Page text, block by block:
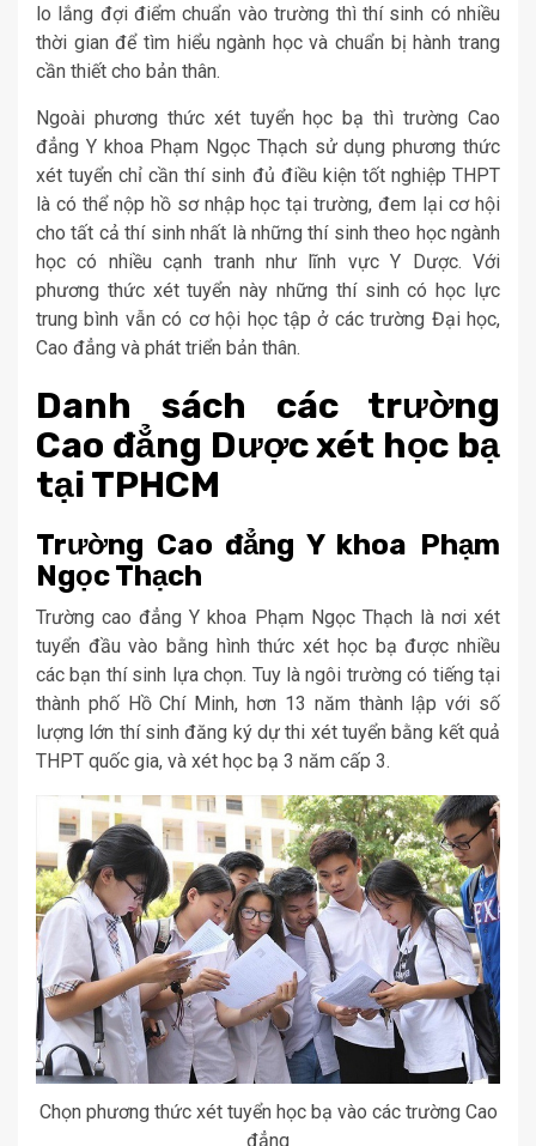
lo lắng đợi điểm chuẩn vào trường thì thí sinh có nhiều
thời gian để tìm hiểu ngành học và chuẩn bị hành trang
cần thiết cho bản thân.
Ngoài phương thức xét tuyển học bạ thì trường Cao
đẳng Y khoa Phạm Ngọc Thạch sử dụng phương thức
xét tuyển chỉ cần thí sinh đủ điều kiện tốt nghiệp THPT
là có thể nộp hồ sơ nhập học tại trường, đem lại cơ hội
cho tất cả thí sinh nhất là những thí sinh theo học ngành
học có nhiều cạnh tranh như lĩnh vực Y Dược. Với
phương thức xét tuyển này những thí sinh có học lực
trung bình vẫn có cơ hội học tập ở các trường Đại học,
Cao đẳng và phát triển bản thân.
Danh sách các trường
Cao đẳng Dược xét học bạ
tại TPHCM
Trường Cao đẳng Y khoa Phạm
Ngọc Thạch
Trường cao đẳng Y khoa Phạm Ngọc Thạch là nơi xét
tuyển đầu vào bằng hình thức xét học bạ được nhiều
các bạn thí sinh lựa chọn. Tuy là ngôi trường có tiếng tại
thành phố Hồ Chí Minh, hơn 13 năm thành lập với số
lượng lớn thí sinh đăng ký dự thi xét tuyển bằng kết quả
THPT quốc gia, và xét học bạ 3 năm cấp 3.
Chọn phương thức xét tuyển học bạ vào các trường Cao
đẳng